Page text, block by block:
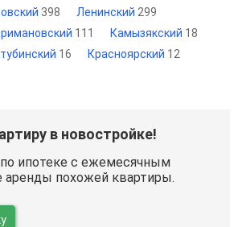
398 Ленинский 299
111 Камызякский 18
16 Красноярский 12
в новостройке!
ипотеке с ежемесячным
похожей квартиры.